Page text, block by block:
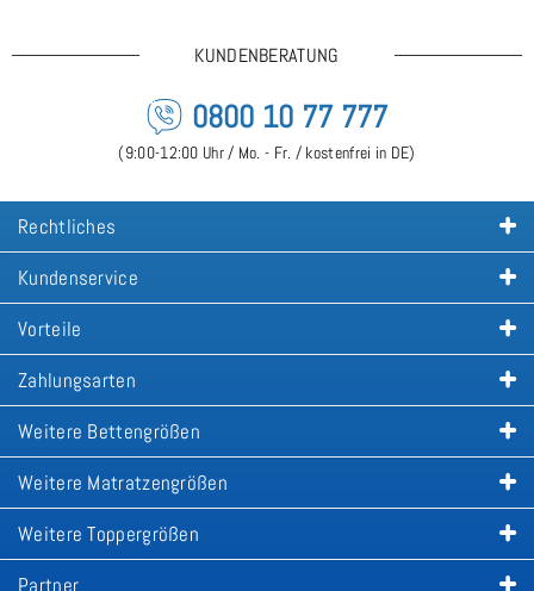
KUNDENBERATUNG
0800 10 77 777
(9:00-12:00 Uhr / Mo. - Fr. / kostenfrei in DE)
Rechtliches
Kundenservice
Vorteile
Zahlungsarten
Weitere Bettengrößen
Weitere Matratzengrößen
Weitere Toppergrößen
Partner